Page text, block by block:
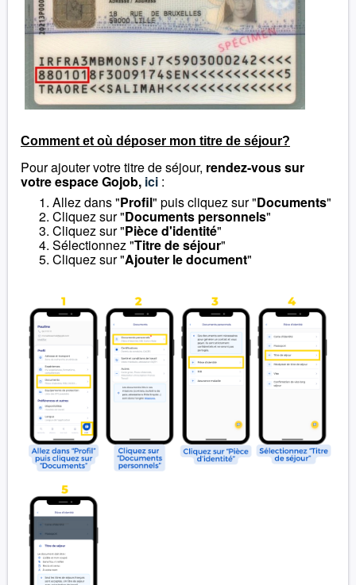
Comment et où déposer mon titre de séjour?
Pour ajouter votre titre de séjour, rendez-vous sur
votre espace Gojob, ici :
Allez dans "Profil" puis cliquez sur "Documents"
Cliquez sur "Documents personnels"
Cliquez sur "Pièce d'identité"
Sélectionnez "Titre de séjour"
Cliquez sur "Ajouter le document"